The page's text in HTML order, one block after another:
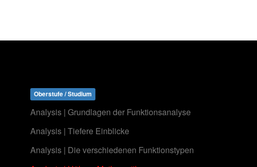
Oberstufe / Studium
Analysis | Grundlagen der Funktionsanalyse
Analysis | Tiefere Einblicke
Analysis | Die verschiedenen Funktionstypen